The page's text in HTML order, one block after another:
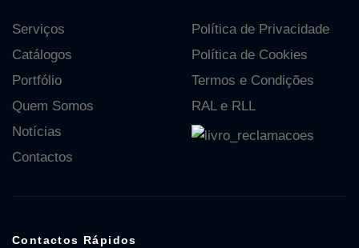
Serviços
Catálogos
Portfólio
Quem Somos
Notícias
Contactos
Política de Privacidade
Política de Cookies
Termos e Condições
RAL e RLL
Contactos Rápidos